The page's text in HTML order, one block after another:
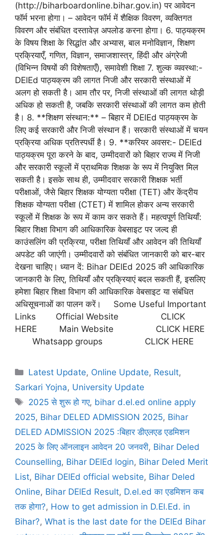
(http://biharboardonline.bihar.gov.in) पर आवेदन
फॉर्म भरना होगा। – आवेदन फॉर्म में शैक्षिक विवरण, व्यक्तिगत
विवरण और संबंधित दस्तावेज़ अपलोड करना होगा। 6. पाठ्यक्रम
के विषय शिक्षा के सिद्धांत और अभ्यास, बाल मनोविज्ञान, शिक्षण
प्रक्रियाएँ, गणित, विज्ञान, समाजशास्त्र, हिंदी और अंग्रेजी
(विभिन्न विषयों की विशेषताएँ), समावेशी शिक्षा 7. शुल्क व्यवस्था:-
DElEd पाठ्यक्रम की लागत निजी और सरकारी संस्थाओं में
अलग हो सकती है। आम तौर पर, निजी संस्थाओं की लागत थोड़ी
अधिक हो सकती है, जबकि सरकारी संस्थाओं की लागत कम होती
है। 8. **शिक्षण संस्थान:** – बिहार में DElEd पाठ्यक्रम के
लिए कई सरकारी और निजी संस्थान हैं। सरकारी संस्थाओं में चयन
प्रक्रिया अधिक प्रतिस्पर्धी है। 9. **करियर अवसर:- DElEd
पाठ्यक्रम पूरा करने के बाद, उम्मीदवारों को बिहार राज्य में निजी
और सरकारी स्कूलों में प्राथमिक शिक्षक के रूप में नियुक्ति मिल
सकती है। इसके साथ ही, उम्मीदवार सरकारी शिक्षक भर्ती
परीक्षाओं, जैसे बिहार शिक्षक योग्यता परीक्षा (TET) और केंद्रीय
शिक्षक योग्यता परीक्षा (CTET) में शामिल होकर अन्य सरकारी
स्कूलों में शिक्षक के रूप में काम कर सकते हैं। महत्वपूर्ण तिथियाँ:
बिहार शिक्षा विभाग की आधिकारिक वेबसाइट पर जल्द ही
काउंसलिंग की प्रक्रिया, परीक्षा तिथियाँ और आवेदन की तिथियाँ
अपडेट की जाएंगी। उम्मीदवारों को संबंधित जानकारी को बार-बार
देखना चाहिए। ध्यान दें: Bihar DElEd 2025 की आधिकारिक
जानकारी के लिए, तिथियाँ और प्रक्रियाएं बदल सकती हैं, इसलिए
हमेशा बिहार शिक्षा विभाग की आधिकारिक वेबसाइट या संबंधित
अधिसूचनाओं का पालन करें। Some Useful Important
Links Official Website CLICK
HERE Main Website CLICK HERE
Whatsapp groups CLICK HERE
Latest Update, Online Update, Result,
Sarkari Yojna, University Update
2025 से शुरू हो गए, bihar d.el.ed online apply
2025, Bihar DELED ADMISSION 2025, Bihar
DELED ADMISSION 2025 :बिहार डीएलएड एडमिशन
2025 के लिए ऑनलाइन आवेदन 20 जनवरी, Bihar Deled
Counselling, Bihar DElEd login, Bihar Deled Merit
List, Bihar DElEd official website, Bihar Deled
Online, Bihar DElEd Result, D.el.ed का एडमिशन कब
तक होगा?, How to get admission in D.El.Ed. in
Bihar?, What is the last date for the DElEd Bihar